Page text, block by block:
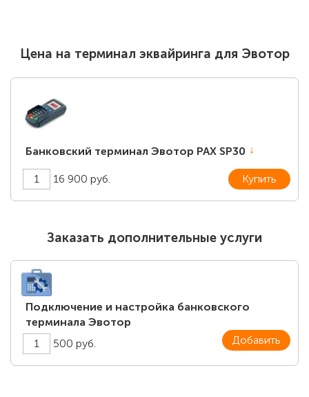
Цена на терминал эквайринга для Эвотор
Банковский терминал Эвотор PAX SP30
Купить
16 900 руб.
Заказать дополнительные услуги
Подключение и настройка банковского
терминала Эвотор
Добавить
500 руб.